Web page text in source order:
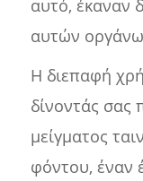
αυτό, έκαναν
αυτών
Η διεπαφή
δίνοντάς σας
μείγματος
φόντου, έναν